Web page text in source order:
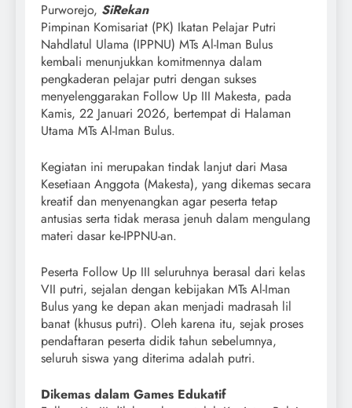
Purworejo, SiRekan
Pimpinan Komisariat (PK) Ikatan Pelajar Putri
Nahdlatul Ulama (IPPNU) MTs Al-Iman Bulus
kembali menunjukkan komitmennya dalam
pengkaderan pelajar putri dengan sukses
menyelenggarakan Follow Up III Makesta, pada
Kamis, 22 Januari 2026, bertempat di Halaman
Utama MTs Al-Iman Bulus.
Kegiatan ini merupakan tindak lanjut dari Masa
Kesetiaan Anggota (Makesta), yang dikemas secara
kreatif dan menyenangkan agar peserta tetap
antusias serta tidak merasa jenuh dalam mengulang
materi dasar ke-IPPNU-an.
Peserta Follow Up III seluruhnya berasal dari kelas
VII putri, sejalan dengan kebijakan MTs Al-Iman
Bulus yang ke depan akan menjadi madrasah lil
banat (khusus putri). Oleh karena itu, sejak proses
pendaftaran peserta didik tahun sebelumnya,
seluruh siswa yang diterima adalah putri.
Dikemas dalam Games Edukatif